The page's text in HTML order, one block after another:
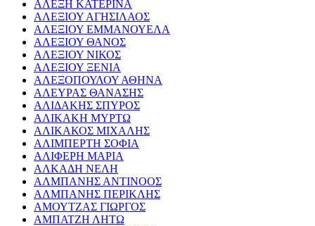
ΑΛΕΞΗ ΚΑΤΕΡΙΝΑ
ΑΛΕΞΙΟΥ ΑΓΗΣΙΛΑΟΣ
ΑΛΕΞΙΟΥ ΕΜΜΑΝΟΥΕΛΑ
ΑΛΕΞΙΟΥ ΘΑΝΟΣ
ΑΛΕΞΙΟΥ ΝΙΚΟΣ
ΑΛΕΞΙΟΥ ΞΕΝΙΑ
ΑΛΕΞΟΠΟΥΛΟΥ ΑΘΗΝΑ
ΑΛΕΥΡΑΣ ΘΑΝΑΣΗΣ
ΑΛΙΔΑΚΗΣ ΣΠΥΡΟΣ
ΑΛΙΚΑΚΗ ΜΥΡΤΩ
ΑΛΙΚΑΚΟΣ ΜΙΧΑΛΗΣ
ΑΛΙΜΠΕΡΤΗ ΣΟΦΙΑ
ΑΛΙΦΕΡΗ ΜΑΡΙΑ
ΑΛΚΑΔΗ ΝΕΛΗ
ΑΛΜΠΑΝΗΣ ΑΝΤΙΝΟΟΣ
ΑΛΜΠΑΝΗΣ ΠΕΡΙΚΛΗΣ
ΑΜΟΥΤΖΑΣ ΓΙΩΡΓΟΣ
ΑΜΠΑΤΖΗ ΛΗΤΩ